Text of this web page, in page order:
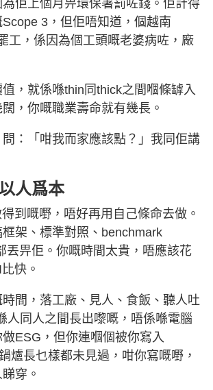
佢上個月畀環保署罰咗錢。佢計得
3，但佢唔知道，個越南
工，係因為個工頭嘅老婆病咗，廠
，就係喺thin同thick之間嗰條罅入
，你嘅職業壽命就有幾長。
：「咁我而家應該點？」我同佢講
人爲本
到嘅嘢，唔好再用自己條命去做。
架、標準對照、benchmark
畀佢。你嘅時間太貴，唔應該花
快。
間，落工廠、見人、食飯、聽人吐
人同人之間長出嚟嘅，唔係喺電腦
ESG，但你連嗰個被你寫入
爐長乜樣都未見過，咁你寫嘅嘢，
穿。